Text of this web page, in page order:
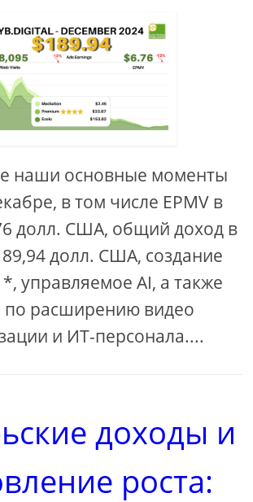
наши основные моменты
в том числе EPMV в
долл. США, общий доход в
долл. США, создание
*, управляемое AI, а также
по расширению видео
и ИТ-персонала....
доходы и
роста: